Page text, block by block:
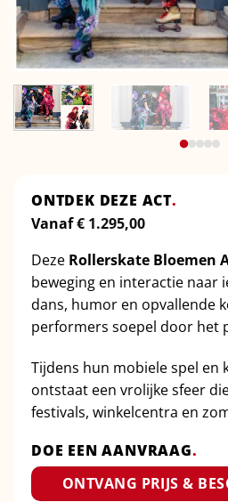
ONTDEK DEZE ACT.
Vanaf€ 1.295,00
Deze Rollerskate Bloemen
beweging en interactie naar
dans, humor en opvallende
performers soepel door het
Tijdens hun mobiele spel en
ontstaat een vrolijke sfeer
festivals, winkelcentra en
DOE EEN AANVRAAG.
ONTVANG PRIJS &